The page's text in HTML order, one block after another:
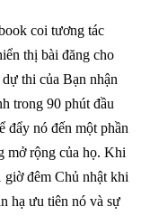
coi tương tác
thị bài đăng cho
thi của Bạn nhận
trong 90 phút đầu
đẩy nó đến một phần
mở rộng của họ. Khi
đêm Chủ nhật khi
hạ ưu tiên nó và sự